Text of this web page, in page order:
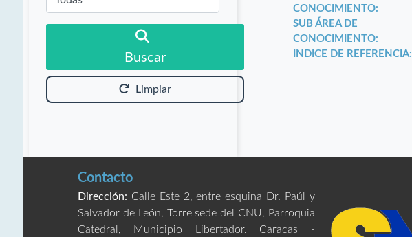
Buscar
Limpiar
CONOCIMIENTO:
SUB ÁREA DE
CONOCIMIENTO:
INDICE DE REFERENCIA:
Contacto
Dirección: Calle Este 2, entre esquina Dr. Paúl y
Salvador de León, Torre sede del CNU, Parroquia
Catedral, Municipio Libertador. Caracas -